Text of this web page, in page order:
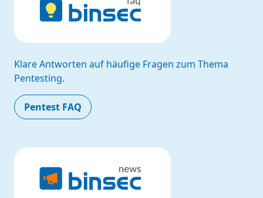
Klare Antworten auf häufige Fragen zum Thema
Pentesting.
Pentest FAQ